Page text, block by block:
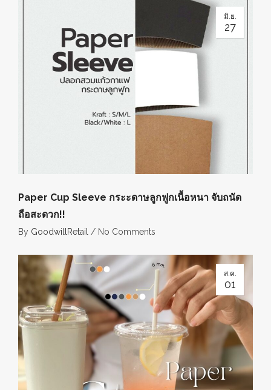
มิ.ย.
27
Paper Cup Sleeve กระะดาษลูกฟูกเนื้อหนา จับถนัด
ถือสะดวก!!
By GoodwillRetail / No Comments
ส.ค.
01